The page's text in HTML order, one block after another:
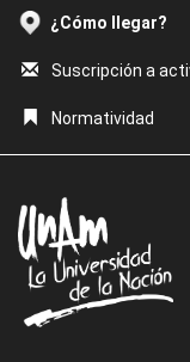
¿Cómo llegar?
Suscripción a
Normatividad